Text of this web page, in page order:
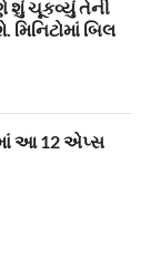
શું ચૂકવ્યું તેની
બિલ
આ 12 એપ્સ